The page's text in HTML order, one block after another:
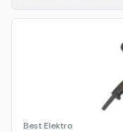
Best Elektro